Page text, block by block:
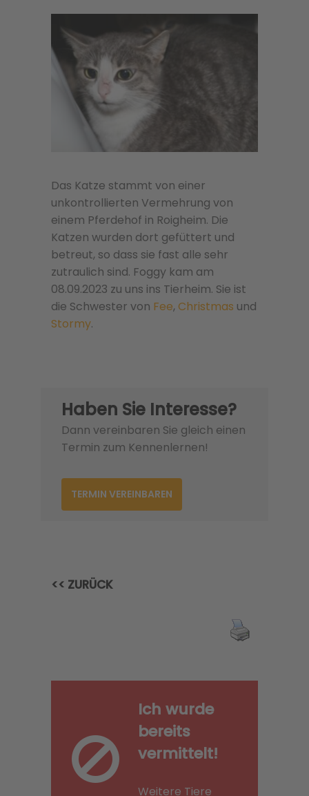
Das Katze stammt von einer
unkontrollierten Vermehrung von
einem Pferdehof in Roigheim. Die
Katzen wurden dort gefüttert und
betreut, so dass sie fast alle sehr
zutraulich sind. Foggy kam am
08.09.2023 zu uns ins Tierheim. Sie ist
die Schwester von Fee, Christmas und
Stormy.
Haben Sie Interesse?
Dann vereinbaren Sie gleich einen
Termin zum Kennenlernen!
TERMIN VEREINBAREN
<< ZURÜCK
Ich wurde
bereits
vermittelt!
Weitere Tiere